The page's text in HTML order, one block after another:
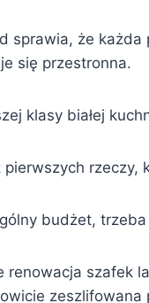
sprawia, że
się przestronna.
klasy białej
budżet,
renowacja szafek